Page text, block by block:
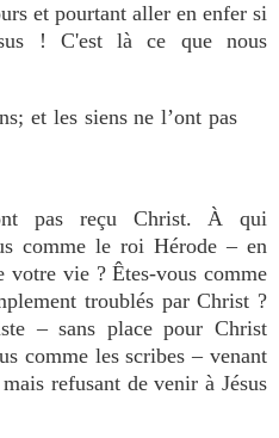
et pourtant aller en enfer si
! C'est là ce que nous
et les siens ne l’ont pas
pas reçu Christ. À qui
comme le roi Hérode – en
votre vie ? Êtes-vous comme
troublés par Christ ?
– sans place pour Christ
comme les scribes – venant
refusant de venir à Jésus